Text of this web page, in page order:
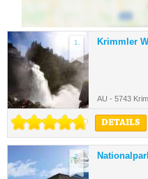
1. Krimmler
AU - 5743
DETAILS
2.